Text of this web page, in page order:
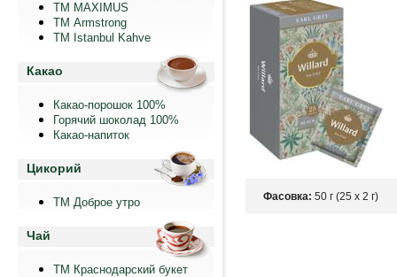
ТМ MAXIMUS
ТМ Armstrong
TM Istanbul Kahve
Какао
Какао-порошок 100%
Горячий шоколад 100%
Какао-напиток
Цикорий
ТМ Доброе утро
Чай
ТМ Краснодарский букет
Фасовка: 50 г (25 х 2 г)